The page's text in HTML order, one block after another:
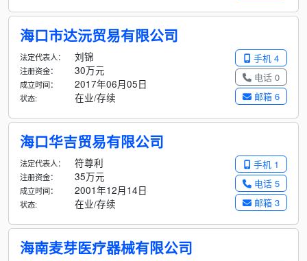
海口市达沅贸易有限公司
手机 4
电话 0
邮箱 6
法定代表人： 刘锦
注册资金： 30万元
成立时间： 2017年06月05日
状态: 在业/存续
海口华吉贸易有限公司
手机 1
电话 5
邮箱 3
法定代表人： 符尊利
注册资金： 35万元
成立时间： 2001年12月14日
状态: 在业/存续
海南麦芽医疗器械有限公司